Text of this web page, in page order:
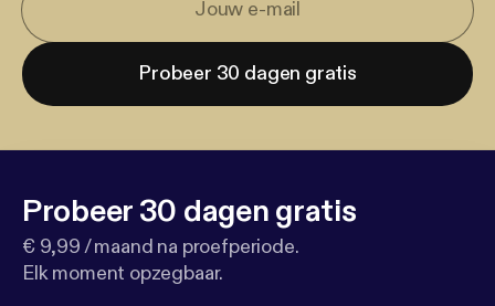
Probeer 30 dagen gratis
Probeer 30 dagen gratis
€ 9,99 / maand na proefperiode.
Elk moment opzegbaar.